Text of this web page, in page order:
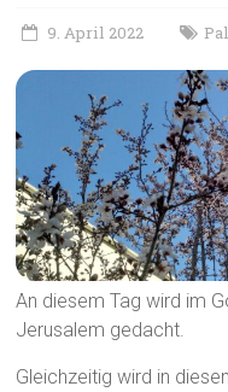
9. April 2022
An diesem Tag wird im
Jerusalem gedacht.
Gleichzeitig wird in